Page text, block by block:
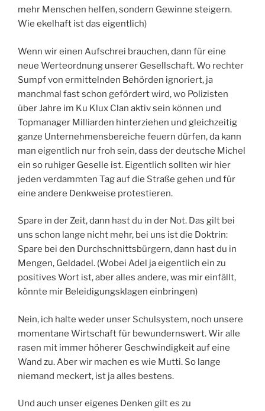
mehr Menschen helfen, sondern Gewinne steigern.
Wie ekelhaft ist das eigentlich)
Wenn wir einen Aufschrei brauchen, dann für eine
neue Werteordnung unserer Gesellschaft. Wo rechter
Sumpf von ermittelnden Behörden ignoriert, ja
manchmal fast schon gefördert wird, wo Polizisten
über Jahre im Ku Klux Clan aktiv sein können und
Topmanager Milliarden hinterziehen und gleichzeitig
ganze Unternehmensbereiche feuern dürfen, da kann
man eigentlich nur froh sein, dass der deutsche Michel
ein so ruhiger Geselle ist. Eigentlich sollten wir hier
jeden verdammten Tag auf die Straße gehen und für
eine andere Denkweise protestieren.
Spare in der Zeit, dann hast du in der Not. Das gilt bei
uns schon lange nicht mehr, bei uns ist die Doktrin:
Spare bei den Durchschnittsbürgern, dann hast du in
Mengen, Geldadel. (Wobei Adel ja eigentlich ein zu
positives Wort ist, aber alles andere, was mir einfällt,
könnte mir Beleidigungsklagen einbringen)
Nein, ich halte weder unser Schulsystem, noch unsere
momentane Wirtschaft für bewundernswert. Wir alle
rasen mit immer höherer Geschwindigkeit auf eine
Wand zu. Aber wir machen es wie Mutti. So lange
niemand meckert, ist ja alles bestens.
Und auch unser eigenes Denken gilt es zu